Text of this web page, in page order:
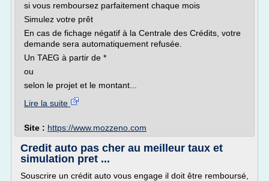
si vous remboursez parfaitement chaque mois
Simulez votre prêt
En cas de fichage négatif à la Centrale des Crédits, votre
demande sera automatiquement refusée.
Un TAEG à partir de *
ou
selon le projet et le montant...
Lire la suite
Site : https://www.mozzeno.com
Credit auto pas cher au meilleur taux et
simulation pret ...
Souscrire un crédit auto vous engage il doit être remboursé,